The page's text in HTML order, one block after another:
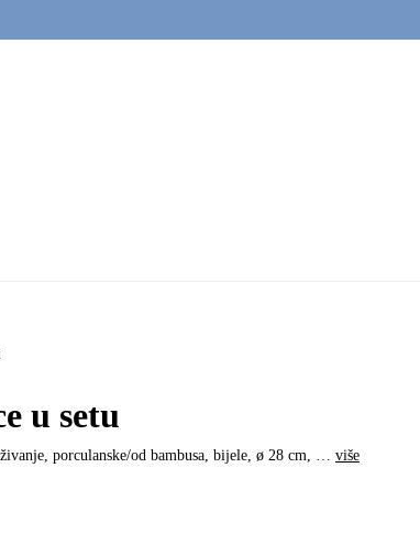
u setu
porculanske/od bambusa, bijele, ø 28 cm, … više